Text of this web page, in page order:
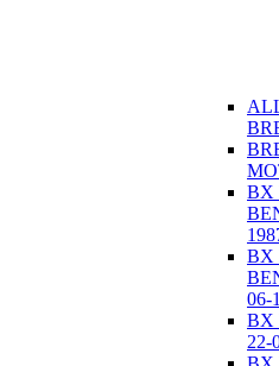
BX
BX
06-
BX
22-